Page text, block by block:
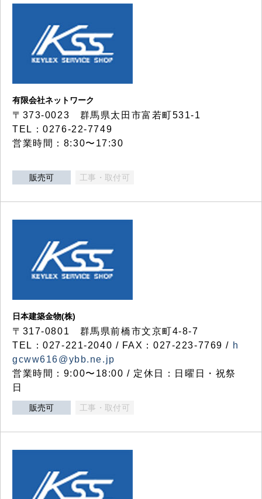
有限会社ネットワーク
〒373-0023 群馬県太田市富若町531-1
TEL：0276-22-7749
営業時間：8:30〜17:30
販売可 工事・取付可
日本建築金物(株)
〒317‐0801 群馬県前橋市文京町4-8-7
TEL：027-221-2040 / FAX：027-223-7769 / h
gcww616@ybb.ne.jp
営業時間：9:00〜18:00 / 定休日：日曜日・祝祭
日
販売可 工事・取付可